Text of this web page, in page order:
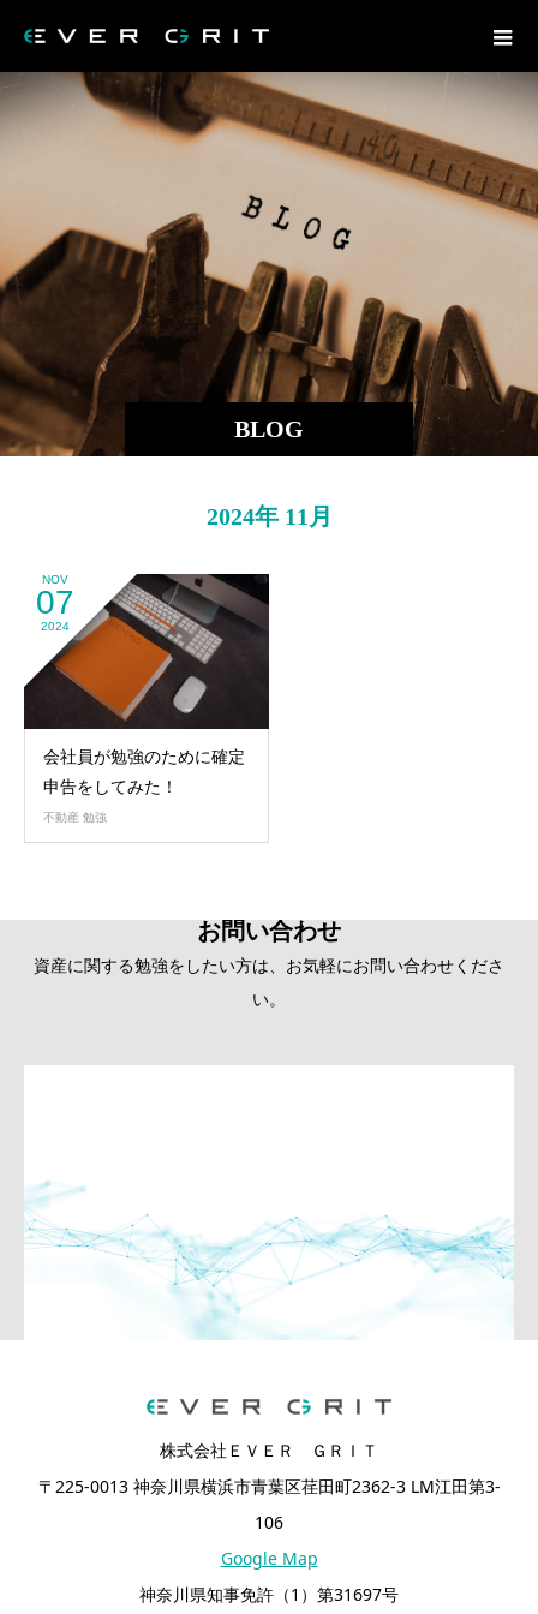
BLOG
2024年 11月
NOV
07
2024
会社員が勉強のために確定
申告をしてみた！
不動産 勉強
お問い合わせ
資産に関する勉強をしたい方は、お気軽にお問い合わせくださ
い。
株式会社ＥＶＥＲ ＧＲＩＴ
〒225-0013 神奈川県横浜市青葉区荏田町2362-3 LM江田第3-
106
Google Map
神奈川県知事免許（1）第31697号